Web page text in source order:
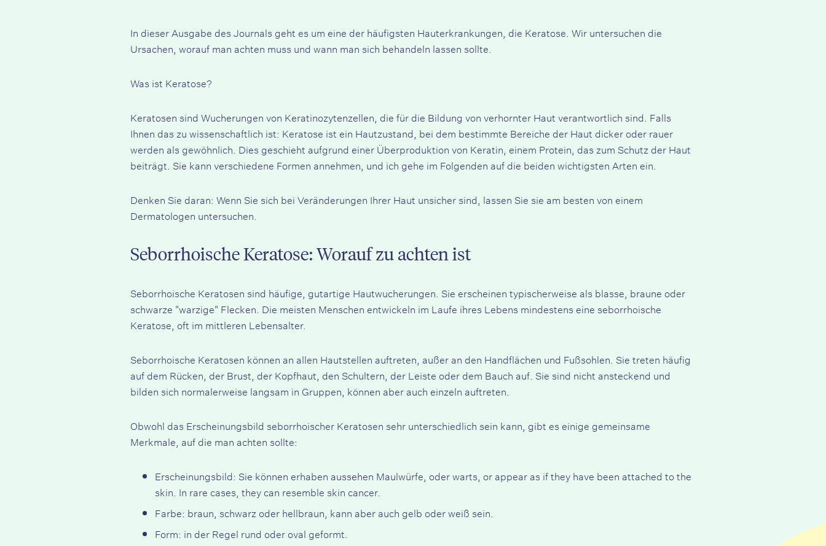
In dieser Ausgabe des Journals geht es um eine der häufigsten Hauterkrankungen, die Keratose. Wir untersuchen die
Ursachen, worauf man achten muss und wann man sich behandeln lassen sollte.
Was ist Keratose?
Keratosen sind Wucherungen von Keratinozytenzellen, die für die Bildung von verhornter Haut verantwortlich sind. Falls
Ihnen das zu wissenschaftlich ist: Keratose ist ein Hautzustand, bei dem bestimmte Bereiche der Haut dicker oder rauer
werden als gewöhnlich. Dies geschieht aufgrund einer Überproduktion von Keratin, einem Protein, das zum Schutz der Haut
beiträgt. Sie kann verschiedene Formen annehmen, und ich gehe im Folgenden auf die beiden wichtigsten Arten ein.
Denken Sie daran: Wenn Sie sich bei Veränderungen Ihrer Haut unsicher sind, lassen Sie sie am besten von einem
Dermatologen untersuchen.
Seborrhoische Keratose: Worauf zu achten ist
Seborrhoische Keratosen sind häufige, gutartige Hautwucherungen. Sie erscheinen typischerweise als blasse, braune oder
schwarze "warzige" Flecken. Die meisten Menschen entwickeln im Laufe ihres Lebens mindestens eine seborrhoische
Keratose, oft im mittleren Lebensalter.
Seborrhoische Keratosen können an allen Hautstellen auftreten, außer an den Handflächen und Fußsohlen. Sie treten häufig
auf dem Rücken, der Brust, der Kopfhaut, den Schultern, der Leiste oder dem Bauch auf. Sie sind nicht ansteckend und
bilden sich normalerweise langsam in Gruppen, können aber auch einzeln auftreten.
Obwohl das Erscheinungsbild seborrhoischer Keratosen sehr unterschiedlich sein kann, gibt es einige gemeinsame
Merkmale, auf die man achten sollte:
Erscheinungsbild: Sie können erhaben aussehen Maulwürfe , oderwarts , or appear as if they have been attached to the
skin. In rare cases, they can resemble skin cancer.
Farbe: braun, schwarz oder hellbraun, kann aber auch gelb oder weiß sein.
Form: in der Regel rund oder oval geformt.